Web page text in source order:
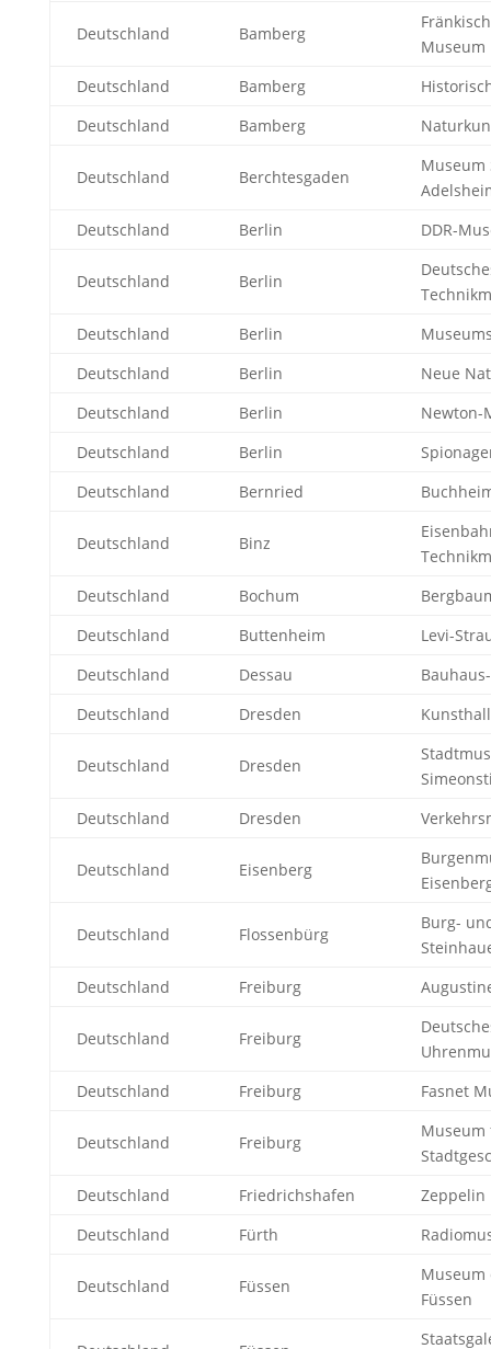
Deutschland Bamberg
Museum
Deutschland
Bamberg
Deutschland
Bamberg
Deutschland Berchtesgaden
Museum
Deutschland
Berlin DDR-
Deutschland Berlin
Deutschland
Berlin
Deutschland
Berlin
Neue
Deutschland
Berlin
Newton-
Deutschland
Berlin
Deutschland
Bernried
Deutschland Binz
Deutschland
Bochum
Deutschland
Buttenheim
Levi-
Deutschland
Dessau
Deutschland
Dresden
Deutschland Dresden
Deutschland
Dresden
Deutschland Eisenberg
Deutschland Flossenbürg
Burg-
Deutschland
Freiburg
Deutschland Freiburg
Deutschland
Freiburg Fasnet
Deutschland Freiburg
Museum
Deutschland
Friedrichshafen
Zeppelin
Deutschland
Fürth
Deutschland Füssen
Museum
Füssen